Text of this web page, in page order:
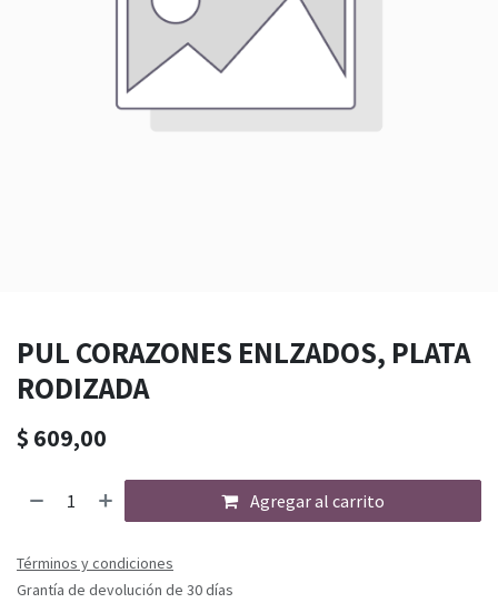
PUL CORAZONES ENLZADOS, PLATA
RODIZADA
$ 609,00
Agregar al carrito
Términos y condiciones
Grantía de devolución de 30 días